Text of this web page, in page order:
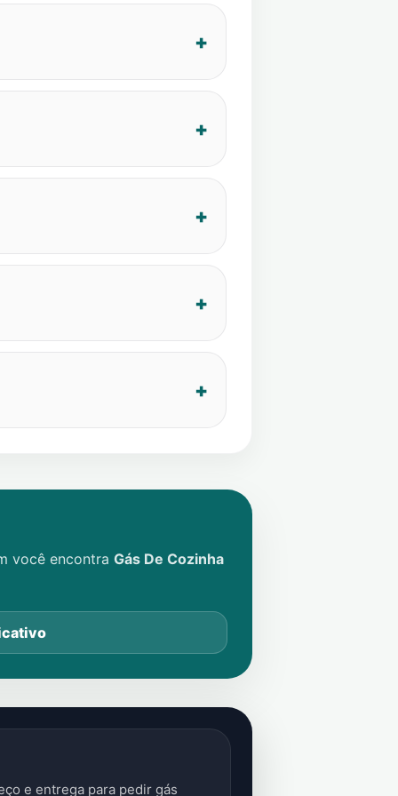
você encontra Gás De Cozinha
e entrega para pedir gás